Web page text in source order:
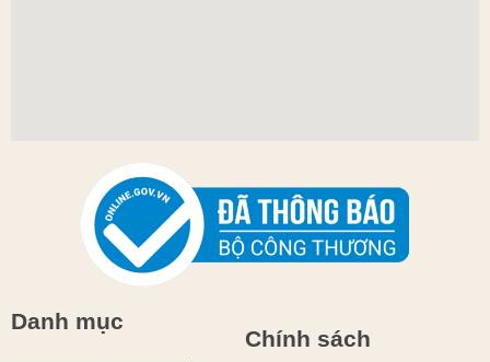
Danh mục
Chính sách